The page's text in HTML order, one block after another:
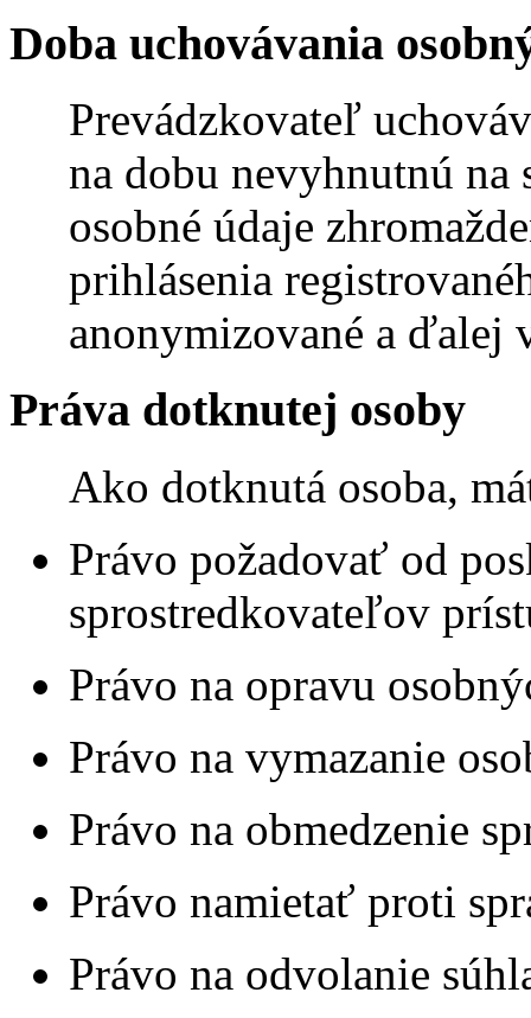
Doba uchovávania
Prevádzkovateľ
na dobu nevyhnutnú
osobné údaje
prihlásenia
anonymizované a ďalej
Práva dotknutej osoby
Ako dotknutá osoba,
Právo požadovať od
sprostredkovateľov
Právo na opravu
Právo na vymazanie
Právo na obmedzenie
Právo namietať proti
Právo na odvolanie